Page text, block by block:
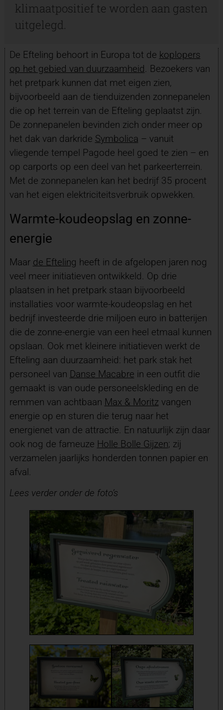
klimaatpositief te worden aan gasten
uitgelegd.
De Efteling behoort in Europa tot de koplopers
op het gebied van duurzaamheid. Bezoekers van
het pretpark kunnen dat met eigen zien,
bijvoorbeeld aan de tienduizenden zonnepanelen
die op het terrein van de Efteling geplaatst zijn.
De zonnepanelen bevinden zich onder meer op
het dak van darkride Symbolica – vanuit
vliegende tempel Pagode heel goed te zien – en
op carports op een deel van het parkeerterrein.
Met de zonnepanelen kan het bedrijf 35 procent
van het eigen elektriciteitsverbruik opwekken.
Warmte-koudeopslag en zonne-
energie
Maar de Efteling heeft in de afgelopen jaren nog
veel meer initiatieven ontwikkeld. Op drie
plaatsen in het pretpark staan bijvoorbeeld
installaties voor warmte-koudeopslag en het
bedrijf investeerde drie miljoen euro in batterijen
die de zonne-energie van een heel etmaal kunnen
opslaan. Ook met kleinere initiatieven werkt de
Efteling aan duurzaamheid: het park stak het
personeel van Danse Macabre in een outfit die
gemaakt is van oude personeelskleding en de
remmen van achtbaan Max & Moritzvangen
energie op en sturen die terug naar het
energienet van de attractie. En natuurlijk zijn daar
ook nog de fameuze Holle Bolle Gijzen; zij
verzamelen jaarlijks honderden tonnen papier en
afval.
Lees verder onder de foto’s